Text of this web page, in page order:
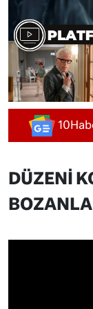
DÜZENİ